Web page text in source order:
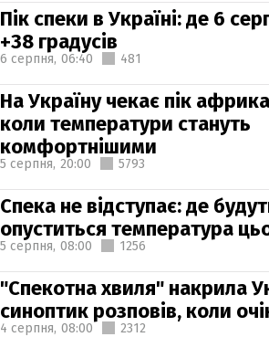
Пік спеки в Україні: де 6
+38 градусів
6 серпня, 06:40 481
На Україну чекає пік
коли температури стануть
комфортнішими
5 серпня, 20:00 5793
Спека не відступає: де
опуститься температура
5 серпня, 08:00 1256
"Спекотна хвиля" накрила
синоптик розповів, коли
4 серпня, 08:00 2312